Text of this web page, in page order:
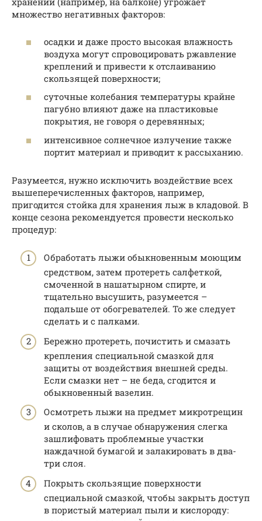
множество негативных факторов:
осадки и даже просто высокая влажность
воздуха могут спровоцировать ржавление
креплений и привести к отслаиванию
скользящей поверхности;
суточные колебания температуры крайне
пагубно влияют даже на пластиковые
покрытия, не говоря о деревянных;
интенсивное солнечное излучение также
портит материал и приводит к рассыханию.
Разумеется, нужно исключить воздействие всех
вышеперечисленных факторов, например,
пригодится стойка для хранения лыж в кладовой. В
конце сезона рекомендуется провести несколько
процедур:
Обработать лыжи обыкновенным моющим
средством, затем протереть салфеткой,
смоченной в нашатырном спирте, и
тщательно высушить, разумеется –
подальше от обогревателей. То же следует
сделать и с палками.
Бережно протереть, почистить и смазать
крепления специальной смазкой для
защиты от воздействия внешней среды.
Если смазки нет – не беда, сгодится и
обыкновенный вазелин.
Осмотреть лыжи на предмет микротрещин
и сколов, а в случае обнаружения слегка
зашлифовать проблемные участки
наждачной бумагой и залакировать в два-
три слоя.
Покрыть скользящие поверхности
специальной смазкой, чтобы закрыть доступ
в пористый материал пыли и кислороду: